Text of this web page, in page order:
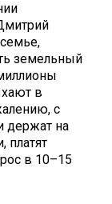
земельный
в
с
держат на
платят
в 10–15